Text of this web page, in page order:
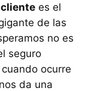
es el
de las
no es
seguro
ocurre
da una